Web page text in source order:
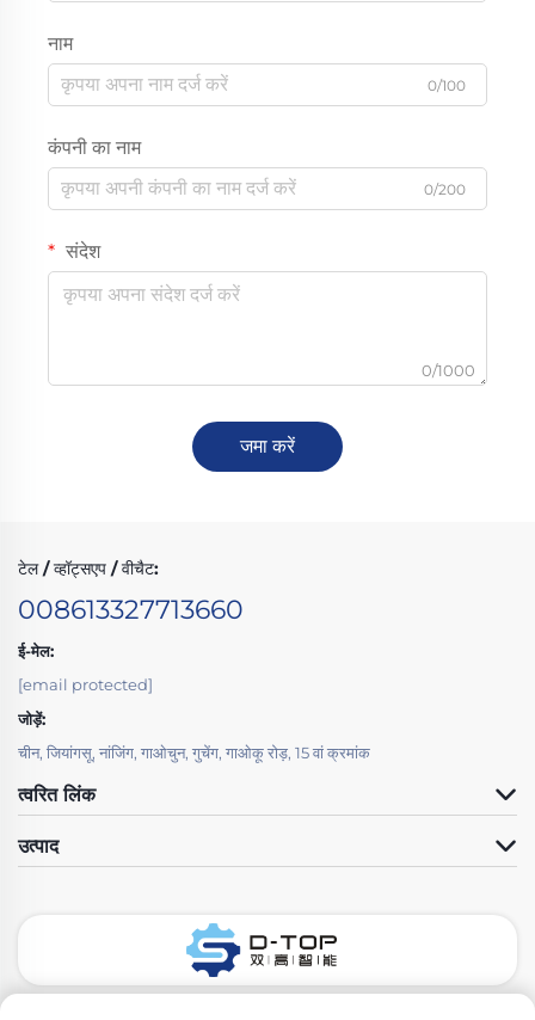
नाम
0/100
कंपनी का नाम
0/200
संदेश
0/1000
जमा करें
टेल / व्हॉट्सएप / वीचैट:
008613327713660
ई-मेल:
[email protected]
जोड़ें:
चीन, जियांगसू, नांजिंग, गाओचुन, गुचेंग, गाओकू रोड़, 15 वां क्रमांक
त्वरित लिंक
उत्पाद